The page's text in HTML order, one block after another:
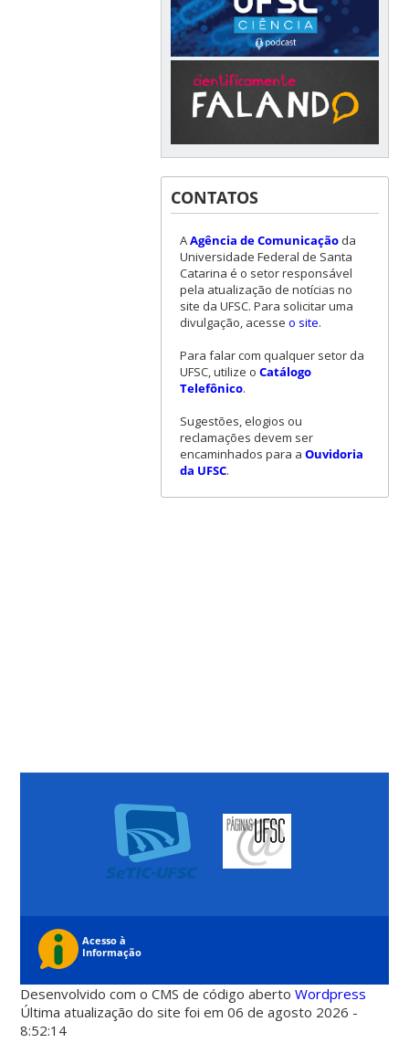
CONTATOS
AAgência de Comunicaçãoda
Universidade Federal de Santa
Catarina é o setor responsável
pela atualização de notícias no
site da UFSC. Para solicitar uma
divulgação, acesse o site.
Para falar com qualquer setor da
UFSC, utilize o Catálogo
Telefônico.
Sugestões, elogios ou
reclamações devem ser
encaminhados para a Ouvidoria
da UFSC.
Desenvolvido com o CMS de código abertoWordpress
Última atualização do site foi em 06 de agosto 2026 -
8:52:14